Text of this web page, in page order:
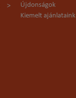
Újdonságok
Kiemelt ajánlataink